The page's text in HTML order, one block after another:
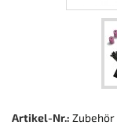
Artikel-Nr.: Zubehör